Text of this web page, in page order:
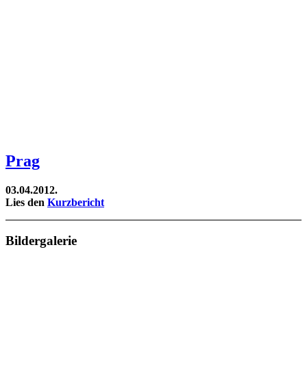
Prag
03.04.2012.
Lies den Kurzbericht
Bildergalerie